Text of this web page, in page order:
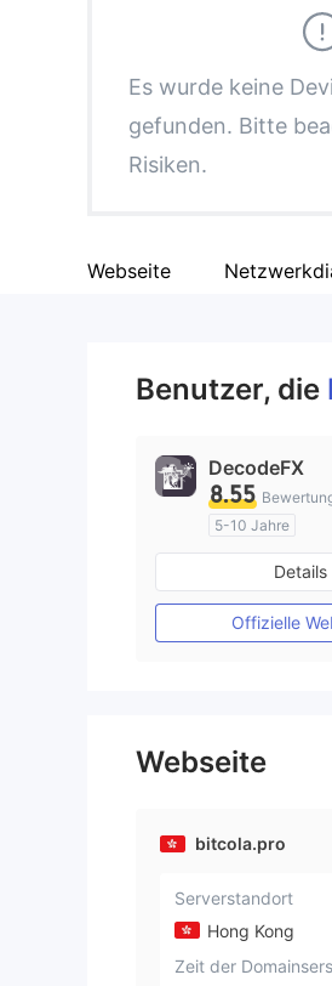
5
6
9
Es wurde keine
gefunden. Bitte
Risiken.
Webseite
Benutzer, die
DecodeFX
8.55
5-10 Jahre
Market Making
MT4-Volllizenz
Details
Offizielle
Webseite
bitcola.pro
Serverstandort
Hong Kong
Zeit der